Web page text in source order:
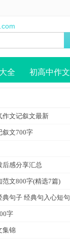
全 初高中作文
作文记叙文最新
叙文700字
后感分享汇总
范文800字(精选7篇)
典句子 经典句入心短句
字
集锦